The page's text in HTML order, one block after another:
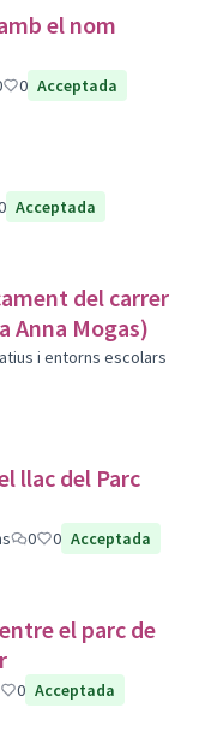
el nom
0 Acceptada
Acceptada
del carrer
Anna Mogas)
i entorns escolars
llac del Parc
0 0 Acceptada
el parc de
0 Acceptada